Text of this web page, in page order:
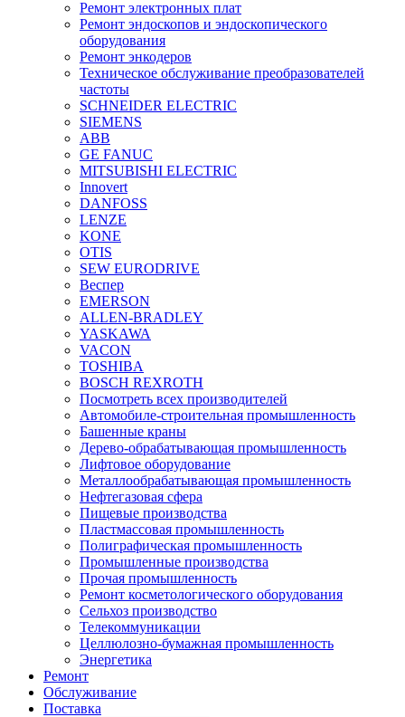
Ремонт электронных плат
Ремонт эндоскопов и эндоскопического
оборудования
Ремонт энкодеров
Техническое обслуживание преобразователей
частоты
SCHNEIDER ELECTRIC
SIEMENS
ABB
GE FANUC
MITSUBISHI ELECTRIC
Innovert
DANFOSS
LENZE
KONE
OTIS
SEW EURODRIVE
Веспер
EMERSON
ALLEN-BRADLEY
YASKAWA
VACON
TOSHIBA
BOSCH REXROTH
Посмотреть всех производителей
Автомобиле-строительная промышленность
Башенные краны
Дерево-обрабатывающая промышленность
Лифтовое оборудование
Металлообрабатывающая промышленность
Нефтегазовая сфера
Пищевые производства
Пластмассовая промышленность
Полиграфическая промышленность
Промышленные производства
Прочая промышленность
Ремонт косметологического оборудования
Сельхоз производство
Телекоммуникации
Целлюлозно-бумажная промышленность
Энергетика
Ремонт
Обслуживание
Поставка